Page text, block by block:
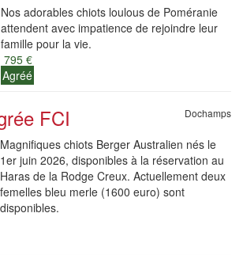
Nos adorables chiots loulous de Poméranie
attendent avec impatience de rejoindre leur
famille pour la vie.
795 €
Agréé
FCI Dochamps
Magnifiques chiots Berger Australien nés le
1er juin 2026, disponibles à la réservation au
Haras de la Rodge Creux. Actuellement deux
femelles bleu merle (1600 euro) sont
disponibles.